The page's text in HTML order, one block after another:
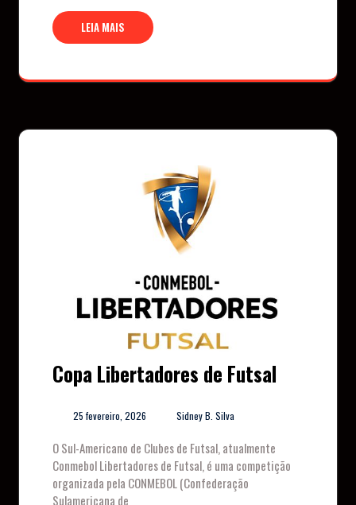
LEIA MAIS
Copa Libertadores de Futsal
25 fevereiro, 2026 Sidney B. Silva
O Sul-Americano de Clubes de Futsal, atualmente
Conmebol Libertadores de Futsal, é uma competição
organizada pela CONMEBOL (Confederação
Sulamericana de